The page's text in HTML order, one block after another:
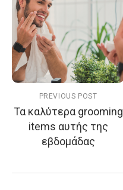
PREVIOUS POST
Τα καλύτερα grooming
items αυτής της
εβδομάδας